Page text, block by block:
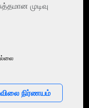
முடிவு
நிர்ணயம்